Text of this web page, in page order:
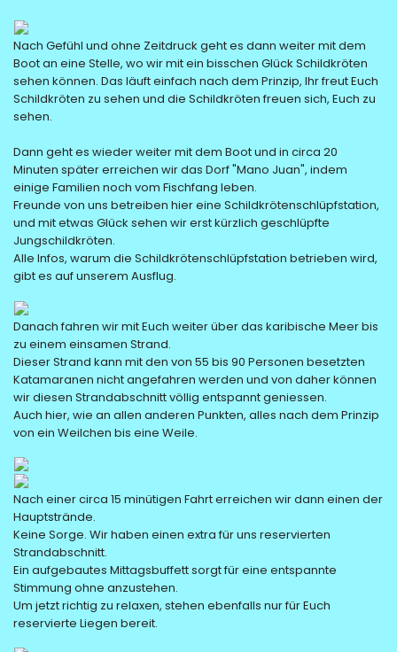
Nach Gefühl und ohne Zeitdruck geht es dann weiter mit dem
Boot an eine Stelle, wo wir mit ein bisschen Glück Schildkröten
sehen können. Das läuft einfach nach dem Prinzip, Ihr freut Euch
Schildkröten zu sehen und die Schildkröten freuen sich, Euch zu
sehen.
Dann geht es wieder weiter mit dem Boot und in circa 20
Minuten später erreichen wir das Dorf "Mano Juan", indem
einige Familien noch vom Fischfang leben.
Freunde von uns betreiben hier eine Schildkrötenschlüpfstation,
und mit etwas Glück sehen wir erst kürzlich geschlüpfte
Jungschildkröten.
Alle Infos, warum die Schildkrötenschlüpfstation betrieben wird,
gibt es auf unserem Ausflug.
Danach fahren wir mit Euch weiter über das karibische Meer bis
zu einem einsamen Strand.
Dieser Strand kann mit den von 55 bis 90 Personen besetzten
Katamaranen nicht angefahren werden und von daher können
wir diesen Strandabschnitt völlig entspannt geniessen.
Auch hier, wie an allen anderen Punkten, alles nach dem Prinzip
von ein Weilchen bis eine Weile.
Nach einer circa 15 minütigen Fahrt erreichen wir dann einen der
Hauptstrände.
Keine Sorge. Wir haben einen extra für uns reservierten
Strandabschnitt.
Ein aufgebautes Mittagsbuffett sorgt für eine entspannte
Stimmung ohne anzustehen.
Um jetzt richtig zu relaxen, stehen ebenfalls nur für Euch
reservierte Liegen bereit.